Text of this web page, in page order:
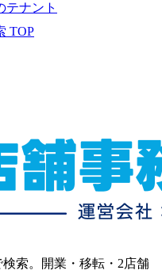
テナント
TOP
索。開業・移転・2店舗